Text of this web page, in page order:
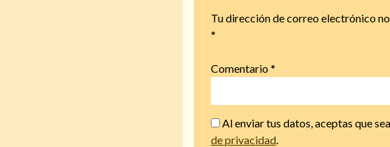
Tu dirección de correo electrónico
*
Comentario*
Al enviar tus datos, aceptas que
de privacidad